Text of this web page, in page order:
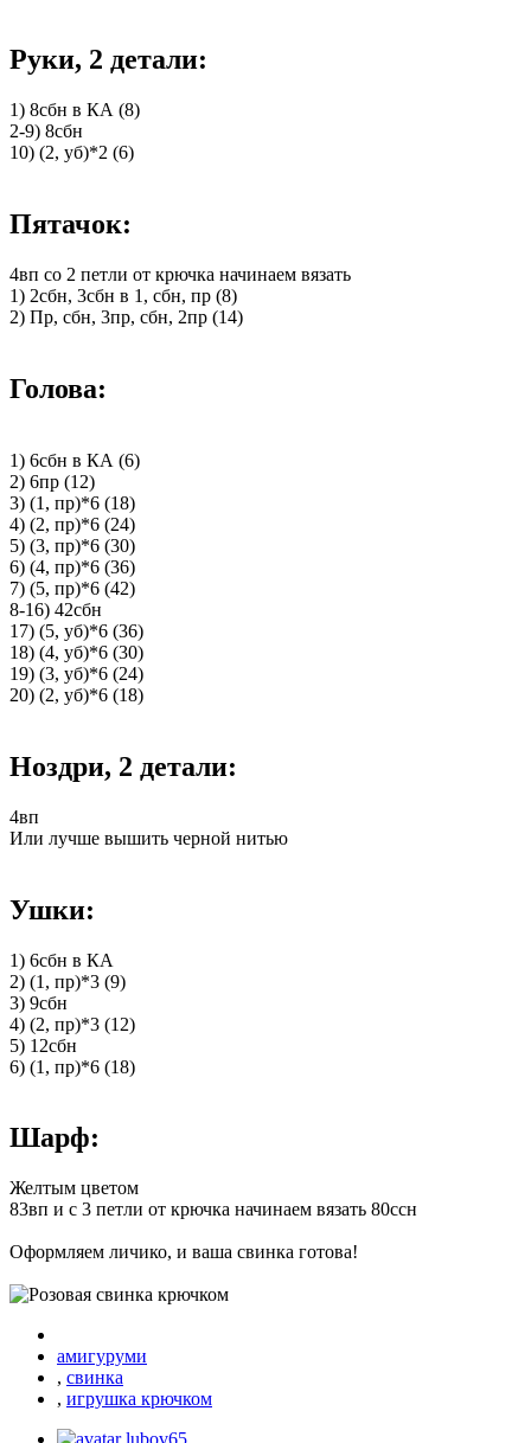
Руки, 2 детали:
1) 8сбн в КА (8)
2-9) 8сбн
10) (2, уб)*2 (6)
Пятачок:
4вп со 2 петли от крючка начинаем вязать
1) 2сбн, 3сбн в 1, сбн, пр (8)
2) Пр, сбн, 3пр, сбн, 2пр (14)
Голова:
1) 6сбн в КА (6)
2) 6пр (12)
3) (1, пр)*6 (18)
4) (2, пр)*6 (24)
5) (3, пр)*6 (30)
6) (4, пр)*6 (36)
7) (5, пр)*6 (42)
8-16) 42сбн
17) (5, уб)*6 (36)
18) (4, уб)*6 (30)
19) (3, уб)*6 (24)
20) (2, уб)*6 (18)
Ноздри, 2 детали:
4вп
Или лучше вышить черной нитью
Ушки:
1) 6сбн в КА
2) (1, пр)*3 (9)
3) 9сбн
4) (2, пр)*3 (12)
5) 12сбн
6) (1, пр)*6 (18)
Шарф:
Желтым цветом
83вп и с 3 петли от крючка начинаем вязать 80ссн
Оформляем личико, и ваша свинка готова!
амигуруми
, свинка
, игрушка крючком